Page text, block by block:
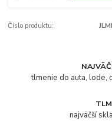
Číslo produktu:
tlmenie do auta, lode,
najväčší